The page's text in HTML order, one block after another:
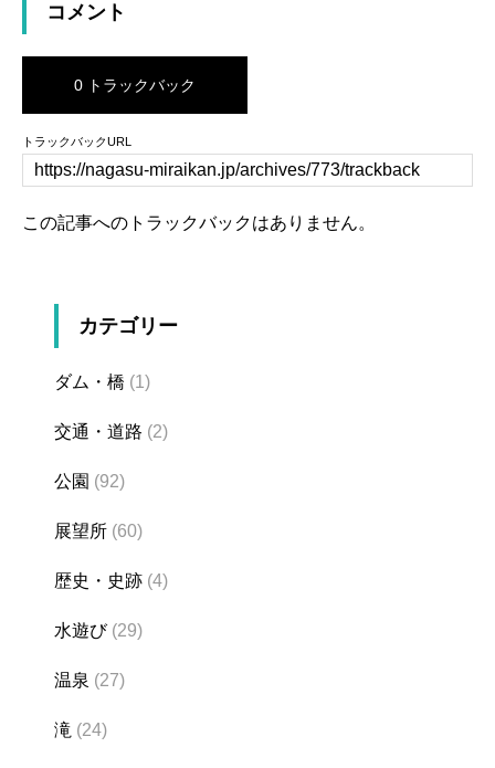
コメント
0 トラックバック
トラックバックURL
この記事へのトラックバックはありません。
カテゴリー
ダム・橋 (1)
交通・道路 (2)
公園 (92)
展望所 (60)
歴史・史跡 (4)
水遊び(29)
温泉 (27)
滝 (24)